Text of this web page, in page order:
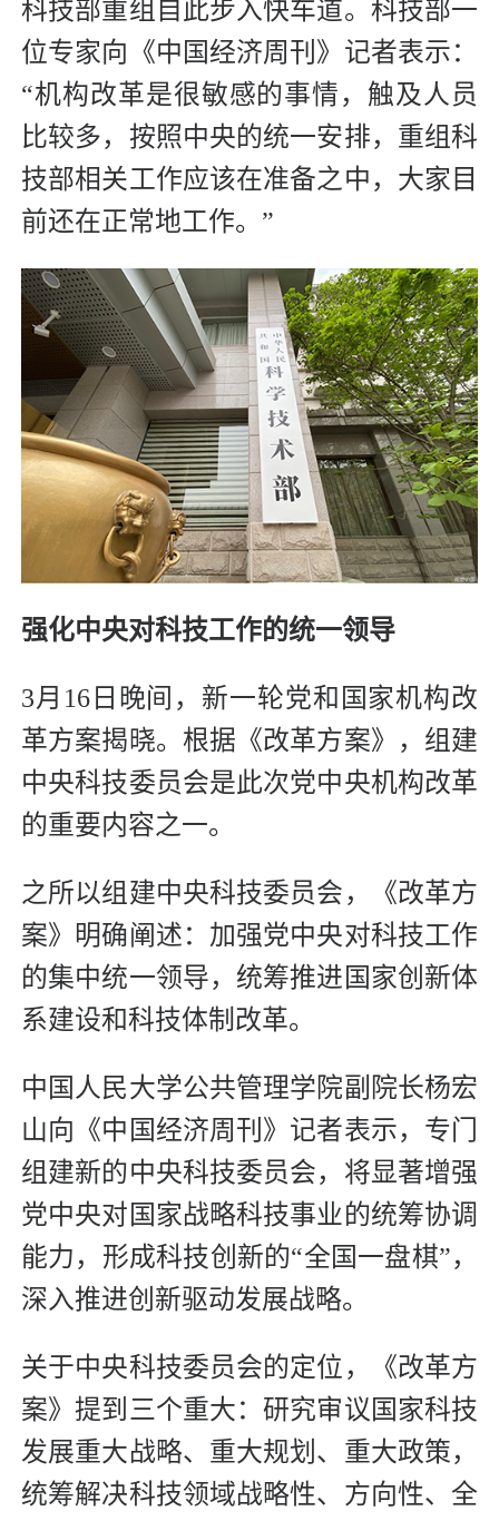
科技部重组自此步入快车道。科技部一
位专家向《中国经济周刊》记者表示：
“机构改革是很敏感的事情，触及人员
比较多，按照中央的统一安排，重组科
技部相关工作应该在准备之中，大家目
前还在正常地工作。”
强化中央对科技工作的统一领导
3月16日晚间，新一轮党和国家机构改
革方案揭晓。根据《改革方案》，组建
中央科技委员会是此次党中央机构改革
的重要内容之一。
之所以组建中央科技委员会，《改革方
案》明确阐述：加强党中央对科技工作
的集中统一领导，统筹推进国家创新体
系建设和科技体制改革。
中国人民大学公共管理学院副院长杨宏
山向《中国经济周刊》记者表示，专门
组建新的中央科技委员会，将显著增强
党中央对国家战略科技事业的统筹协调
能力，形成科技创新的“全国一盘棋”，
深入推进创新驱动发展战略。
关于中央科技委员会的定位，《改革方
案》提到三个重大：研究审议国家科技
发展重大战略、重大规划、重大政策，
统筹解决科技领域战略性、方向性、全